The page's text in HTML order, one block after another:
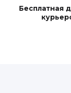
Бесплатная